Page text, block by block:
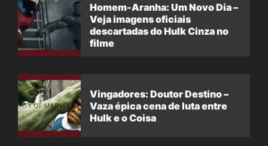
Homem-Aranha: Um Novo Dia –
Veja imagens oficiais
descartadas do Hulk Cinza no
filme
Vingadores: Doutor Destino –
Vaza épica cena de luta entre
Hulk e o Coisa